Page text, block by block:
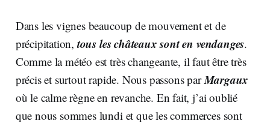
Dans les vignes beaucoup de mouvement et de
précipitation,tous les châteaux sont en vendanges.
Comme la météo est très changeante, il faut être très
précis et surtout rapide. Nous passons parMargaux
où le calme règne en revanche. En fait, j’ai oublié
que nous sommes lundi et que les commerces sont